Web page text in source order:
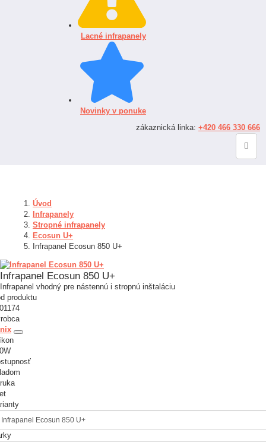
Lacné infrapanely
Novinky v ponuke
zákaznická linka: +420 466 330 666
Úvod
Infrapanely
Stropné infrapanely
Ecosun U+
Infrapanel Ecosun 850 U+
Infrapanel Ecosun 850 U+
Infrapanel vhodný pre nástennú i stropnú inštaláciu
produktu